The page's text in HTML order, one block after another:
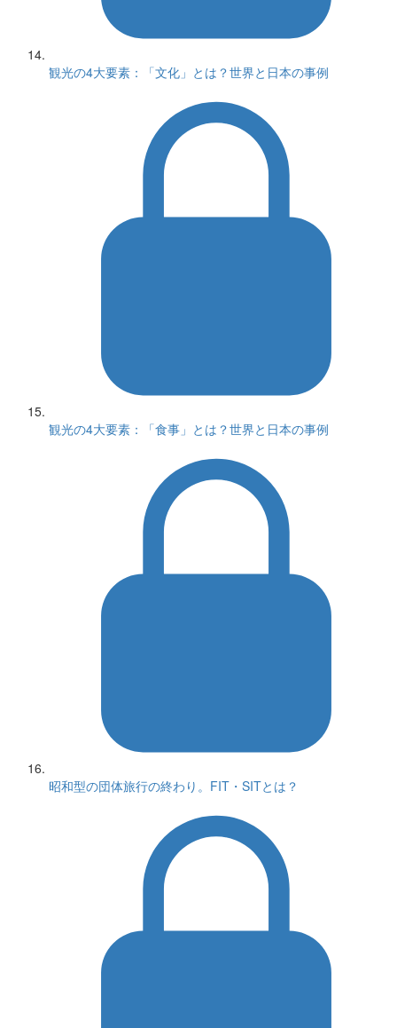
観光の4大要素：「文化」とは？世界と日本の事例
観光の4大要素：「食事」とは？世界と日本の事例
昭和型の団体旅行の終わり。FIT・SITとは？